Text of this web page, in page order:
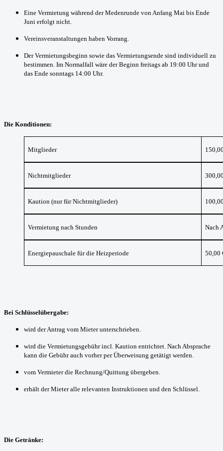
Eine Vermietung während der Medenrunde von Anfang Mai bis Ende
Juni erfolgt nicht.
Vereinsveranstaltungen haben Vorrang.
Der Vermietungsbeginn sowie das Vermietungsende sind individuell zu
bestimmen. Im Normalfall wäre der Beginn freitags ab 19:00 Uhr und
das Ende sonntags 14:00 Uhr.
Die Konditionen:
Mitglieder
Nichtmitglieder
Kaution (nur für Nichtmitglieder)
Vermietung nach Stunden Nach
Energiepauschale für die Heizperiode 50,00
Bei Schlüsselübergabe:
wird der Antrag vom Mieter unterschrieben.
wird die Vermietungsgebühr incl. Kaution entrichtet. Nach Absprache
kann die Gebühr auch vorher per Überweisung getätigt werden.
vom Vermieter die Rechnung/Quittung übergeben.
erhält der Mieter alle relevanten Instruktionen und den Schlüssel.
Die Getränke: